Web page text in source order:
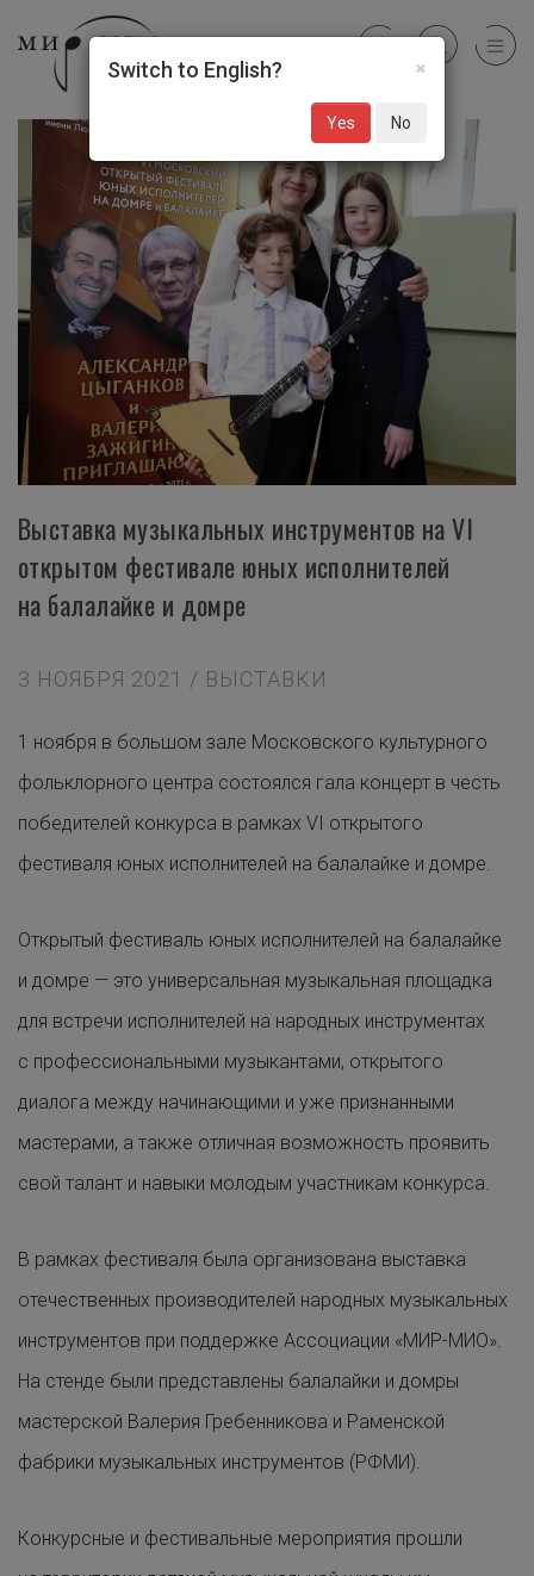
Выставка музыкальных инструментов на VI
открытом фестивале юных исполнителей
на балалайке и домре
3 НОЯБРЯ 2021 / ВЫСТАВКИ
1 ноября в большом зале Московского культурного
фольклорного центра состоялся гала концерт в честь
победителей конкурса в рамках VI открытого
фестиваля юных исполнителей на балалайке и домре.
Открытый фестиваль юных исполнителей на балалайке
и домре — это универсальная музыкальная площадка
для встречи исполнителей на народных инструментах
с профессиональными музыкантами, открытого
диалога между начинающими и уже признанными
мастерами, а также отличная возможность проявить
свой талант и навыки молодым участникам конкурса.
В рамках фестиваля была организована выставка
отечественных производителей народных музыкальных
инструментов при поддержке Ассоциации «МИР-МИО».
На стенде были представлены балалайки и домры
мастерской Валерия Гребенникова и Раменской
фабрики музыкальных инструментов (РФМИ).
Конкурсные и фестивальные мероприятия прошли
×
Switch to English?
Yes No